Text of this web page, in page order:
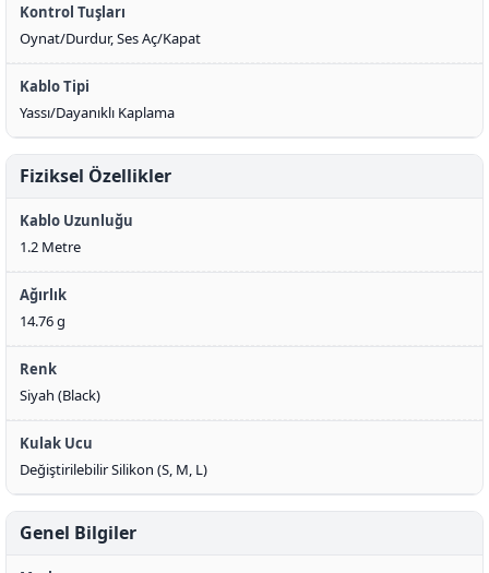
Kontrol Tuşları
Oynat/Durdur, Ses Aç/Kapat
Kablo Tipi
Yassı/Dayanıklı Kaplama
Fiziksel Özellikler
Kablo Uzunluğu
1.2 Metre
Ağırlık
14.76 g
Renk
Siyah (Black)
Kulak Ucu
Değiştirilebilir Silikon (S, M, L)
Genel Bilgiler